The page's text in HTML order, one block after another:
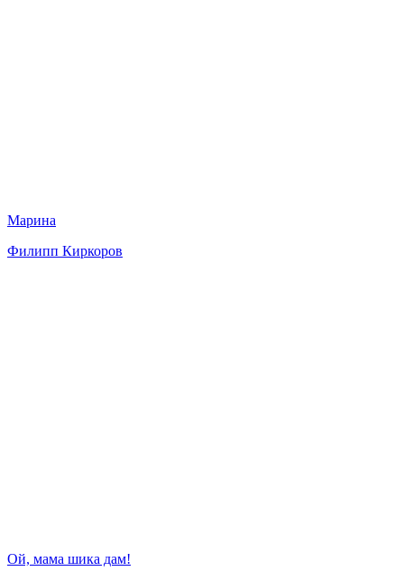
Марина
Филипп Киркоров
Ой, мама шика дам!